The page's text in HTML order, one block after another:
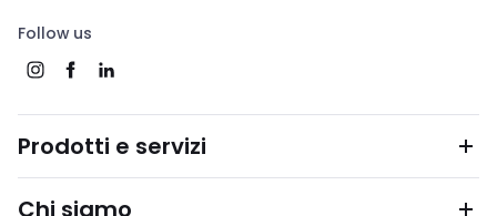
Follow us
Prodotti e servizi
Chi siamo